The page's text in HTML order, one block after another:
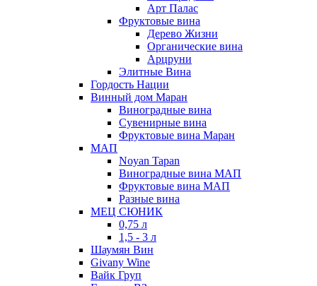
Арт Палас
Фруктовые вина
Дерево Жизни
Органические вина
Арцруни
Элитные Вина
Гордость Нации
Винный дом Маран
Виноградные вина
Сувенирные вина
Фруктовые вина Маран
МАП
Noyan Tapan
Виноградные вина МАП
Фруктовые вина МАП
Разные вина
МЕЦ СЮНИК
0,75 л
1,5 - 3 л
Шаумян Вин
Givany Wine
Вайк Груп